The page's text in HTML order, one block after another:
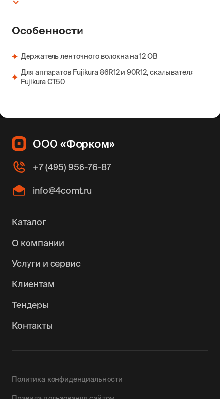
Особенности
Держатель ленточного волокна на 12 ОВ
Для аппаратов Fujikura 86R12 и 90R12, скалывателя
Fujikura CT50
ООО «Форком»
+7 (495) 956-76-87
info@4comt.ru
Каталог
О компании
Услуги и сервис
Клиентам
Тендеры
Контакты
Политика конфиденциальности